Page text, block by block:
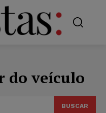
do veículo
BUSCAR